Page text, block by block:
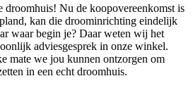
droomhuis! Nu de koopovereenkomst is
kan die droominrichting eindelijk
waar begin je? Daar weten wij het
adviesgesprek in onze winkel.
mate we jou kunnen ontzorgen om
in een echt droomhuis.